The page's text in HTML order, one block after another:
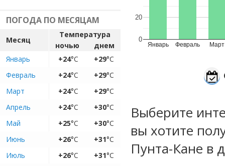
ПОГОДА ПО МЕСЯЦАМ
Месяц
Температура
ночью
днем
Январь
+24°C +29°C
Февраль
+24°C +29°C
Март
+24°C +29°C
Апрель
+24°C +30°C
Май
+25°C +30°C
Июнь
+26°C +31°C
Июль
+26°C +31°C
Январь Февраль Март
0
20
Выберите
вы хотите
Пунта-Кане в